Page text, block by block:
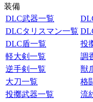
装備
DLC武器一覧
DLCタリスマン一覧
DLC盾一覧
投
軽大剣一覧
調
逆手剣一覧
獣
大刀一覧
格
投擲武器一覧
流